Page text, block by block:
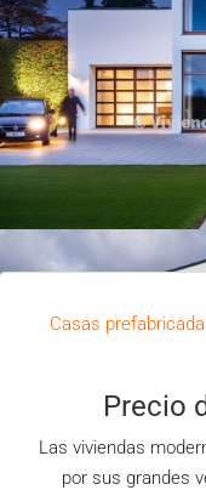
Casas
Precio
Las viviendas
por sus grandes